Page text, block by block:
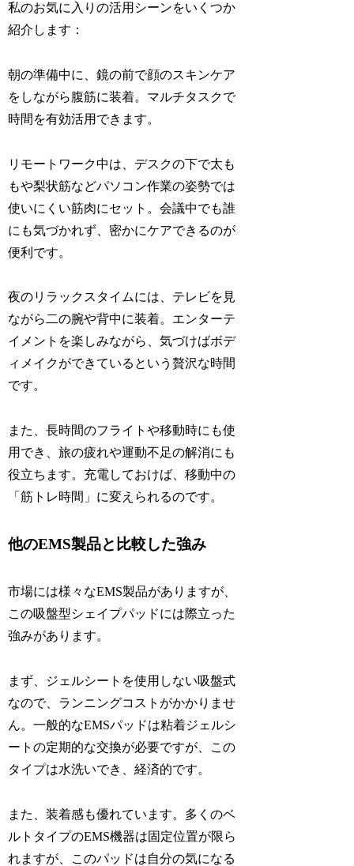
私のお気に入りの活用シーンをいくつか
紹介します：
朝の準備中に、鏡の前で顔のスキンケア
をしながら腹筋に装着。マルチタスクで
時間を有効活用できます。
リモートワーク中は、デスクの下で太も
もや梨状筋などパソコン作業の姿勢では
使いにくい筋肉にセット。会議中でも誰
にも気づかれず、密かにケアできるのが
便利です。
夜のリラックスタイムには、テレビを見
ながら二の腕や背中に装着。エンターテ
イメントを楽しみながら、気づけばボデ
ィメイクができているという贅沢な時間
です。
また、長時間のフライトや移動時にも使
用でき、旅の疲れや運動不足の解消にも
役立ちます。充電しておけば、移動中の
「筋トレ時間」に変えられるのです。
他のEMS製品と比較した強み
市場には様々なEMS製品がありますが、
この吸盤型シェイプパッドには際立った
強みがあります。
まず、ジェルシートを使用しない吸盤式
なので、ランニングコストがかかりませ
ん。一般的なEMSパッドは粘着ジェルシ
ートの定期的な交換が必要ですが、この
タイプは水洗いでき、経済的です。
また、装着感も優れています。多くのベ
ルトタイプのEMS機器は固定位置が限ら
れますが、このパッドは自分の気になる